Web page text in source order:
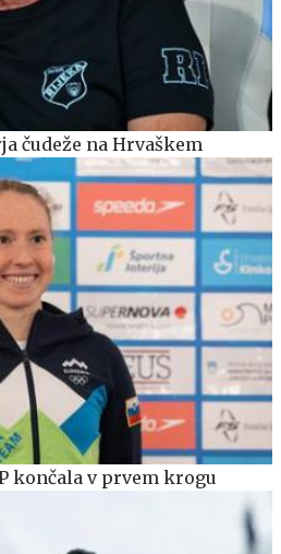
čudeže na Hrvaškem
končala v prvem krogu